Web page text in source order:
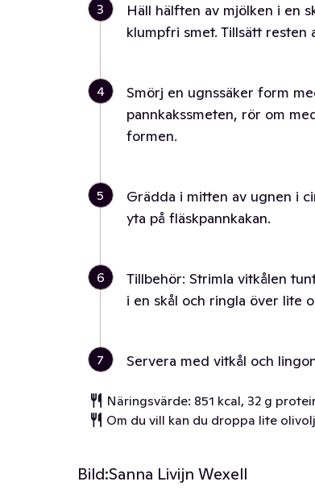
3
Häll hälften av mjölken i en
klumpfri smet. Tillsätt resten
4
Smörj en ugnssäker form
pannkakssmeten, rör om
formen.
5
Grädda i mitten av ugnen i
yta på fläskpannkakan.
6
Tillbehör: Strimla vitkålen
i en skål och ringla över lite
7 Servera med vitkål och
Näringsvärde: 851 kcal, 32 g
Om du vill kan du droppa lite
Bild:Sanna Livijn Wexell